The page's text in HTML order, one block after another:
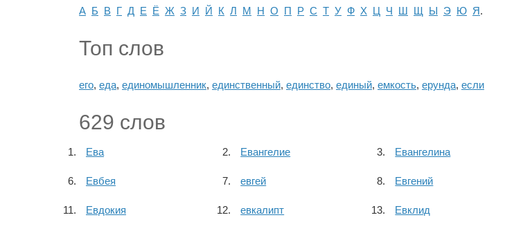
А Б В Г Д Е Ё Ж З И Й К Л М Н О П Р С Т У Ф Х Ц Ч Ш Щ Ы Э Ю Я.
Топ слов
его, еда, единомышленник, единственный, единство, единый, емкость, ерунда, если
629 слов
Ева Евангелие Евангелина
Евбея евгей Евгений
Евдокия евкалипт Евклид